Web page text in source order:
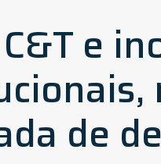
e
de